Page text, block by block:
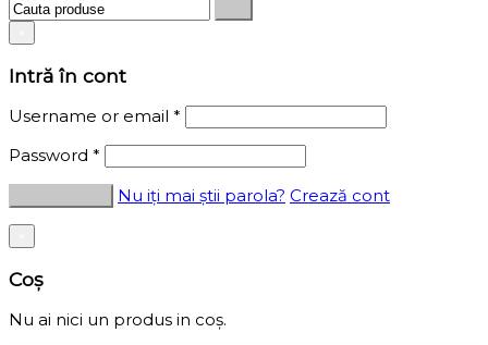
Intră în cont
Username or email *
Password *
Nu iți mai știi parola? Crează cont
Coș
Nu ai nici un produs in coș.